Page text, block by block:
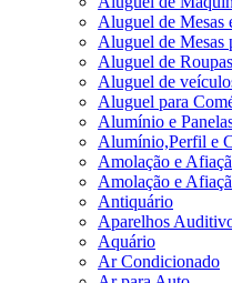
Aluguel de Mesas
Aluguel de Mesas
Aluguel de Roupas
Aluguel de
Aluguel para
Alumínio e
Alumínio,Perfil e
Amolação e
Amolação e
Antiquário
Aparelhos
Aquário
Ar Condicionado